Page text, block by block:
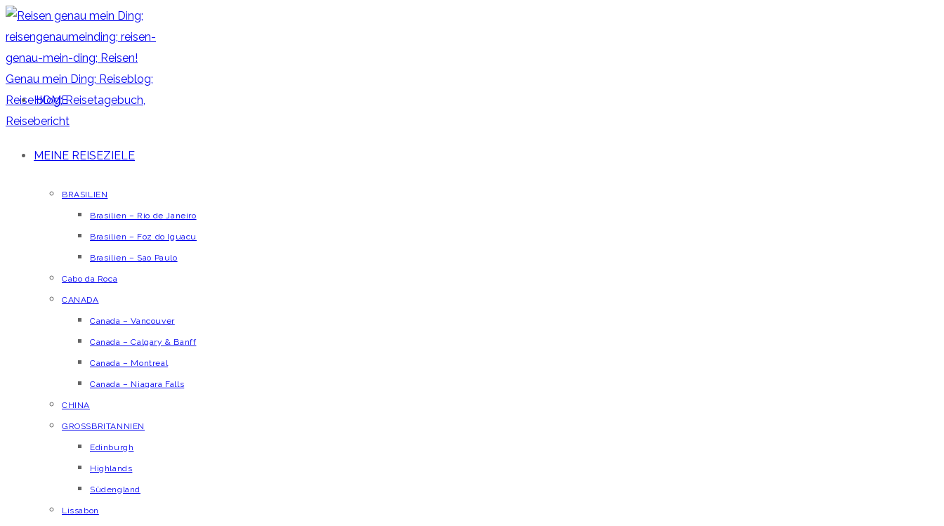
HOME
MEINE REISEZIELE
BRASILIEN
Brasilien – Rio de Janeiro
Brasilien – Foz do Iguacu
Brasilien – Sao Paulo
Cabo da Roca
CANADA
Canada – Vancouver
Canada – Calgary & Banff
Canada – Montreal
Canada – Niagara Falls
CHINA
GROSSBRITANNIEN
Edinburgh
Highlands
Südengland
Lissabon